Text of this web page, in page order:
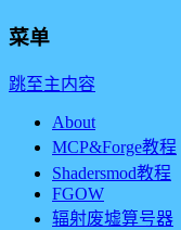
菜单
跳至主内容
About
MCP&Forge教程
Shadersmod教程
FGOW
辐射废墟算号器